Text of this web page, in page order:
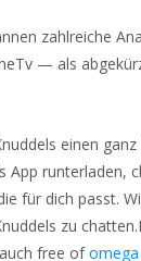
zahlreiche
— als
einen
runterladen,
für dich passt.
zu
free of